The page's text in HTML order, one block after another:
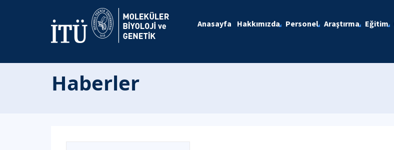
Anasayfa Hakkımızda Personel Araştırma Eğitim
Haberler